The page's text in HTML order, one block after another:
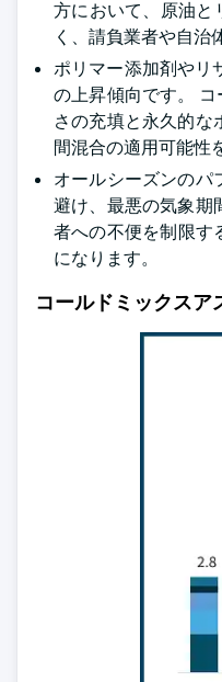
方において、原油と
く、請負業者や自治
ポリマー添加剤やリ
の上昇傾向です。
さの充填と永久的な
間混合の適用可能性
オールシーズンのパ
避け、最悪の気象期
者への不便を制限す
になります。
コールドミックスア